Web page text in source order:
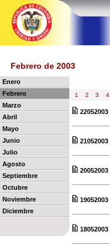
Febrero de 2003
Enero
Febrero
Marzo
Abril
Mayo
Junio
Julio
Agosto
Septiembre
Octubre
Noviembre
Diciembre
1 2 3 4
22052003
21052003
20052003
19052003
18052003